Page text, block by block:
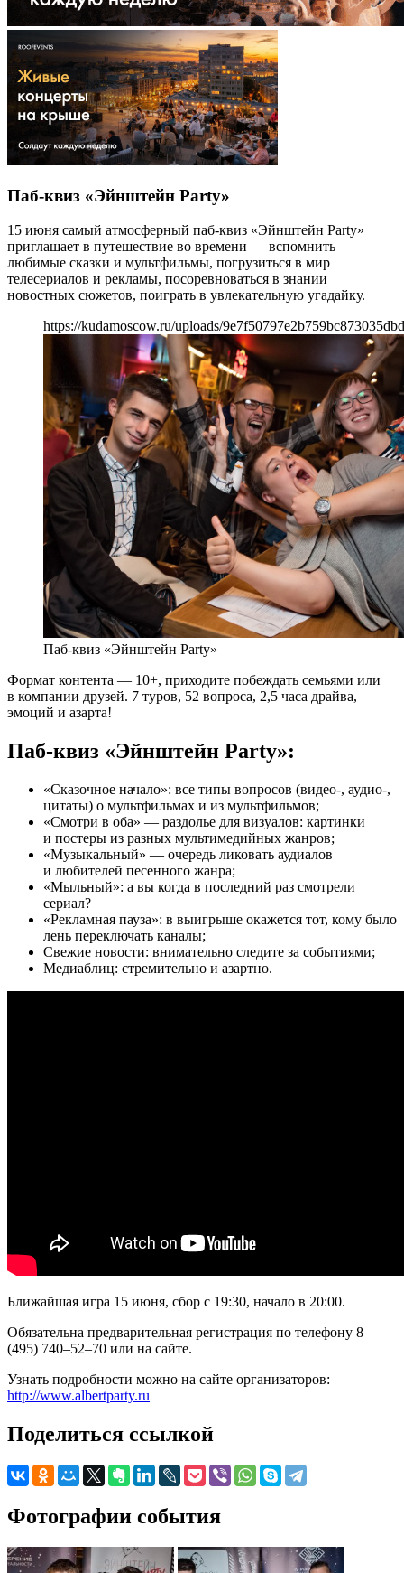
Паб-квиз «Эйнштейн Party»
15 июня самый атмосферный паб-квиз «Эйнштейн Party»
приглашает в путешествие во времени — вспомнить
любимые сказки и мультфильмы, погрузиться в мир
телесериалов и рекламы, посоревноваться в знании
новостных сюжетов, поиграть в увлекательную угадайку.
https://kudamoscow.ru/uploads/
Паб-квиз «Эйнштейн Party»
Формат контента — 10+, приходите побеждать семьями или
в компании друзей. 7 туров, 52 вопроса, 2,5 часа драйва,
эмоций и азарта!
Паб-квиз «Эйнштейн Party»:
«Сказочное начало»: все типы вопросов (видео-, аудио-,
цитаты) о мультфильмах и из мультфильмов;
«Смотри в оба» — раздолье для визуалов: картинки
и постеры из разных мультимедийных жанров;
«Музыкальный» — очередь ликовать аудиалов
и любителей песенного жанра;
«Мыльный»: а вы когда в последний раз смотрели
сериал?
«Рекламная пауза»: в выигрыше окажется тот, кому было
лень переключать каналы;
Свежие новости: внимательно следите за событиями;
Медиаблиц: стремительно и азартно.
Ближайшая игра 15 июня, сбор с 19:30, начало в 20:00.
Обязательна предварительная регистрация по телефону 8
(495) 740–52–70 или на сайте.
Узнать подробности можно на сайте организаторов:
http://www.albertparty.ru
Поделиться ссылкой
Фотографии события